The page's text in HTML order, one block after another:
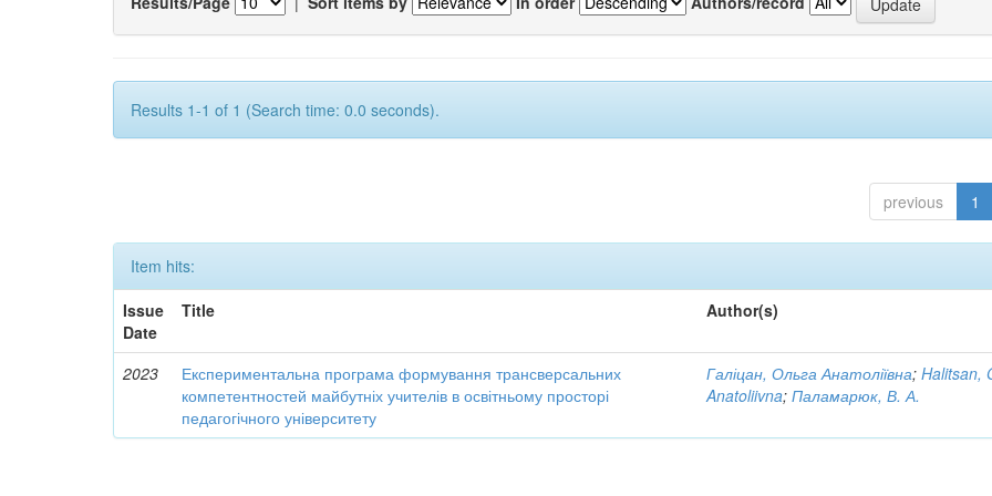
Results 1-1 of 1 (Search time: 0.0 seconds).
previous 1
Item hits:
Issue
Date
Title Author(s)
2023
Експериментальна програма формування трансверсальних
компетентностей майбутніх учителів в освітньому просторі
педагогічного університету
Галіцан, Ольга Анатоліївна;Halitsan,
Anatoliivna;Паламарюк, В. А.